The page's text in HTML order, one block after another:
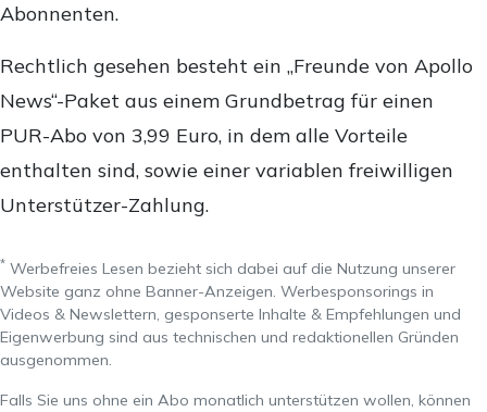
Abonnenten.
Rechtlich gesehen besteht ein „Freunde von Apollo
News“-Paket aus einem Grundbetrag für einen
PUR-Abo von 3,99 Euro, in dem alle Vorteile
enthalten sind, sowie einer variablen freiwilligen
Unterstützer-Zahlung.
* Werbefreies Lesen bezieht sich dabei auf die Nutzung unserer
Website ganz ohne Banner-Anzeigen. Werbesponsorings in
Videos & Newslettern, gesponserte Inhalte & Empfehlungen und
Eigenwerbung sind aus technischen und redaktionellen Gründen
ausgenommen.
Falls Sie uns ohne ein Abo monatlich unterstützen wollen, können